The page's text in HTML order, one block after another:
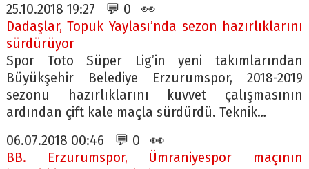
25.10.2018 19:27 💬 0 👀
Dadaşlar, Topuk Yaylası’nda sezon hazırlıklarını
sürdürüyor
Spor Toto Süper Lig’in yeni takımlarından
Büyükşehir Belediye Erzurumspor, 2018-2019
sezonu hazırlıklarını kuvvet çalışmasının
ardından çift kale maçla sürdürdü. Teknik…
06.07.2018 00:46 💬 0 👀
BB. Erzurumspor, Ümraniyespor maçının